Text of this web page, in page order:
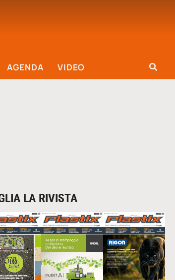
AGENDA VIDEO
LA RIVISTA